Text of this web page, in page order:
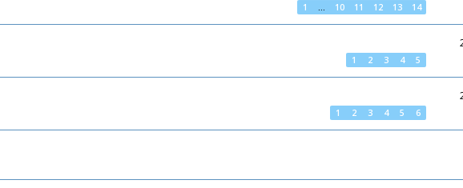
1 10 11 12 13 14
1 2 3 4 5
1 2 3 4 5 6